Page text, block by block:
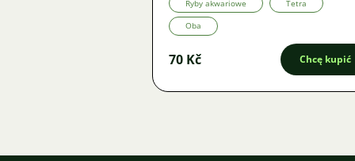
Ryby akwariowe Tetra
Oba
70 Kč Chcę kupić